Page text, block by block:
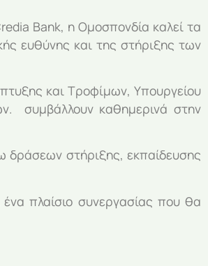
Bank, η Ομοσπονδία καλεί τα
ευθύνης και της στήριξης των
και Τροφίμων, Υπουργείου
συμβάλλουν καθημερινά στην
δράσεων στήριξης, εκπαίδευσης
πλαίσιο συνεργασίας που θα